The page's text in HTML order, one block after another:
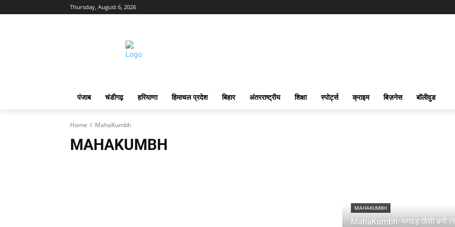
Thursday, August 6, 2026
पंजाब चंडीगढ़ हरियाणा हिमाचल प्रदेश बिहार अंतरराष्ट्रीय शिक्षा स्पोर्ट्स क्राइम बिज़नेस बॉलीवुड
Home MahaKumbh
MAHAKUMBH
MAHAKUMBH
MahaKumbh: भगदड़ जैसी बनी